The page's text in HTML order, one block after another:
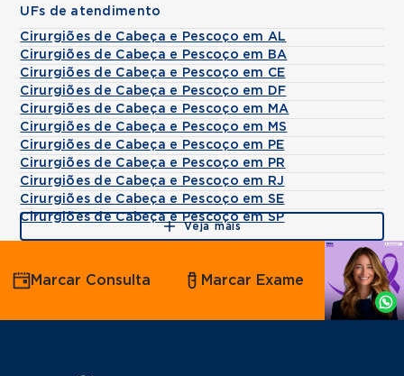
UFs de atendimento
Cirurgiões de Cabeça e Pescoço em AL
Cirurgiões de Cabeça e Pescoço em BA
Cirurgiões de Cabeça e Pescoço em CE
Cirurgiões de Cabeça e Pescoço em DF
Cirurgiões de Cabeça e Pescoço em MA
Cirurgiões de Cabeça e Pescoço em MS
Cirurgiões de Cabeça e Pescoço em PE
Cirurgiões de Cabeça e Pescoço em PR
Cirurgiões de Cabeça e Pescoço em RJ
Cirurgiões de Cabeça e Pescoço em SE
Cirurgiões de Cabeça e Pescoço em SP
Veja mais
Agende
por
Whatsapp
Marcar Consulta Marcar Exame